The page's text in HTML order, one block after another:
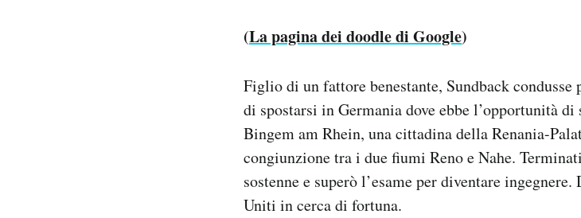
(La pagina dei doodle di Google)
Figlio di un fattore benestante, Sundback
di spostarsi in Germania dove ebbe l’opportunità
Bingem am Rhein, una cittadina della Renania-
congiunzione tra i due fiumi Reno e Nahe.
sostenne e superò l’esame per diventare
Uniti in cerca di fortuna.